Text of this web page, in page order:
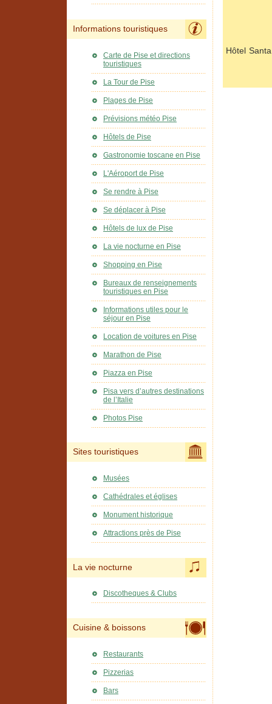
Hôtel
Informations touristiques
Carte de Pise et directions
touristiques
La Tour de Pise
Plages de Pise
Prévisions météo Pise
Hôtels de Pise
Gastronomie toscane en Pise
L'Aéroport de Pise
Se rendre à Pise
Se déplacer à Pise
Hôtels de lux de Pise
La vie nocturne en Pise
Shopping en Pise
Bureaux de renseignements
touristiques en Pise
Informations utiles pour le
séjour en Pise
Location de voitures en Pise
Marathon de Pise
Piazza en Pise
Pisa vers d’autres destinations
de l’Italie
Photos Pise
Sites touristiques
Musées
Cathédrales et églises
Monument historique
Attractions près de Pise
La vie nocturne
Discotheques & Clubs
Cuisine & boissons
Restaurants
Pizzerias
Bars